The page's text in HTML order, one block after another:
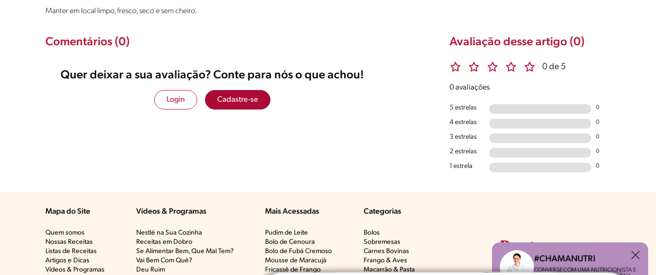
Manter em local limpo, fresco, seco e sem cheiro.
Avaliação desse artigo (0)
0 de 5
0 avaliações
5 estrelas 0
4 estrelas 0
3 estrelas 0
2 estrelas 0
1 estrela 0
Comentários (0)
Quer deixar a sua avaliação? Conte para nós o que achou!
Login Cadastre-se
#CHAMANUTRI
CONVERSE COM UMA NUTRICIONISTA E
Mapa do Site
Quem somos
Nossas Receitas
Listas de Receitas​
Artigos e Dicas​
Vídeos & Programas​
Vídeos & Programas​
Nestlé na Sua Cozinha
Receitas em Dobro
Se Alimentar Bem, Que Mal Tem?​
Vai Bem Com Quê?​
Deu Ruim​
Mais Acessadas
Pudim de Leite
Bolo de Cenoura
Bolo de Fubá Cremoso
Mousse de Maracujá
Fricassê de Frango
Categorias
Bolos
Sobremesas
Carnes Bovinas​
Frango & Aves​
Macarrão & Pasta​